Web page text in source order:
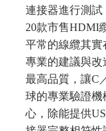
連接器進行測試
20款市售HDMI
平常的線纜其實
專業的建議與
最高品質，讓C
球的專業驗證機
心，除能提供